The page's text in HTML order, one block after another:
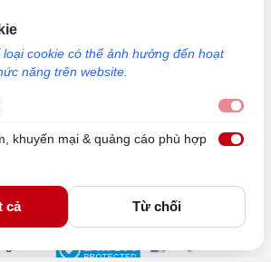
cookie có thể ảnh hưởng đến hoạt
năng trên website.
khuyến mại & quảng cáo phù hợp
cả Từ chối
NỐI VỚI VIỆN DI ĐỘNG
Đầu Tư Viện Di Động - 73 Trần Quang Khải, Phường Tân
Minh. Giám đốc: Nguyễn Ngọc Ngân. Hotline: 1800.6729
- Bản quyền thuộc về Viện Di Động.